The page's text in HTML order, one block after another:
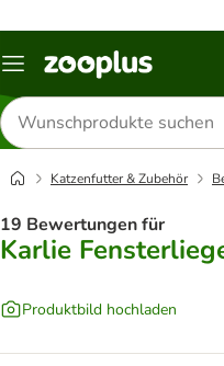
Menü
Produkte
suchen
Katzenfutter & Zubehör
19 Bewertungen für
Karlie
Produktbild hochladen